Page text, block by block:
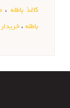
کاغذ باطله ،
باطله ، خریدار